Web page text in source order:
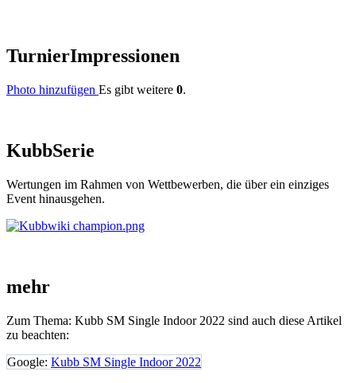
TurnierImpressionen
Photo hinzufügen Es gibt weitere 0.
KubbSerie
Wertungen im Rahmen von Wettbewerben, die über ein einziges
Event hinausgehen.
mehr
Zum Thema: Kubb SM Single Indoor 2022 sind auch diese Artikel
zu beachten:
Google: Kubb SM Single Indoor 2022